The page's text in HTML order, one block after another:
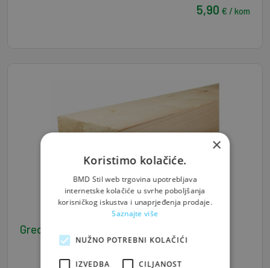
5,90 € / kom
Greda J/S 10*12*400 - 0,048 m3/kom
×
Koristimo kolačiće.
BMD Stil web trgovina upotrebljava
internetske kolačiće u svrhe poboljšanja
korisničkog iskustva i unaprjeđenja prodaje.
Saznajte više
NUŽNO POTREBNI KOLAČIĆI
IZVEDBA CILJANOST